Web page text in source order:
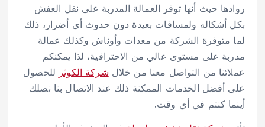
روادها حيث أنها توفر العمالة المدربة على نقل العفش
بكل أشكاله ولمسافات بعيدة دون حدوث أي أضرار، ذلك
لما متوفرة الشركة من معدات وأوناش وكذلك عمالة
مدربة على مستوى عالي من الاحترافية، لذا يمكنكم
عملائنا من التواصل معنا من خلال شركة الكوثر للحصول
على أفضل الخدمات الممكنة ذلك عند الاتصال بنا نصلك
أينما كنتم في أي وقت.